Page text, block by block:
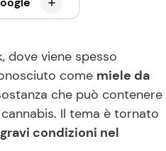
dove viene spesso
come miele da
che può contenere
Il tema è tornato
condizioni nel